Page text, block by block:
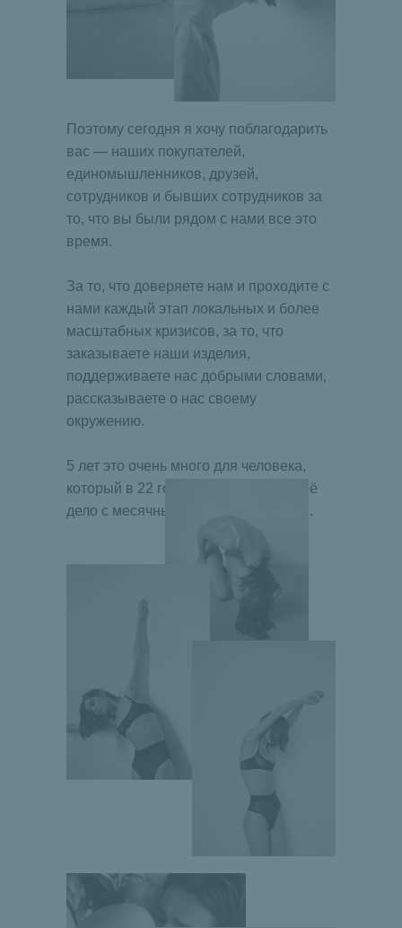
Поэтому сегодня я хочу поблагодарить
вас — наших покупателей,
единомышленников, друзей,
сотрудников и бывших сотрудников за
то, что вы были рядом с нами все это
время.
За то, что доверяете нам и проходите с
нами каждый этап локальных и более
масштабных кризисов, за то, что
заказываете наши изделия,
поддерживаете нас добрыми словами,
рассказываете о нас своему
окружению.
5 лет это очень много для человека,
который в 22 года решил начать своё
дело с месячным ребёнком на руках.